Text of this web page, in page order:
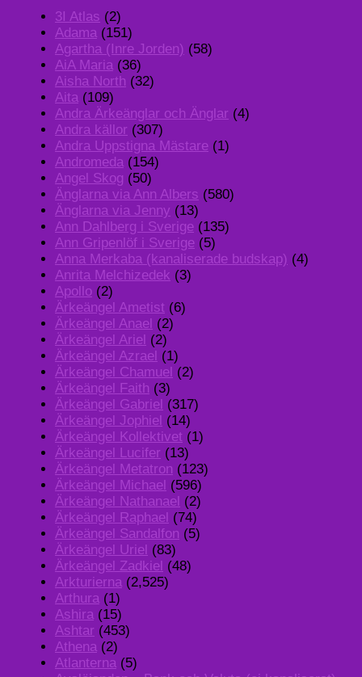
3I Atlas (2)
Adama (151)
Agartha (Inre Jorden) (58)
AiA Maria (36)
Aisha North (32)
Aita (109)
Andra Ärkeänglar och Änglar (4)
Andra källor (307)
Andra Uppstigna Mästare (1)
Andromeda (154)
Angel Skog (50)
Änglarna via Ann Albers (580)
Änglarna via Jenny (13)
Ann Dahlberg i Sverige (135)
Ann Gripenlöf i Sverige (5)
Anna Merkaba (kanaliserade budskap) (4)
Anrita Melchizedek (3)
Apollo (2)
Ärkeängel Ametist (6)
Ärkeängel Anael (2)
Ärkeängel Ariel (2)
Ärkeängel Azrael (1)
Ärkeängel Chamuel (2)
Ärkeängel Faith (3)
Ärkeängel Gabriel (317)
Ärkeängel Jophiel (14)
Ärkeängel Kollektivet (1)
Ärkeängel Lucifer (13)
Ärkeängel Metatron (123)
Ärkeängel Michael (596)
Ärkeängel Nathanael (2)
Ärkeängel Raphael (74)
Ärkeängel Sandalfon (5)
Ärkeängel Uriel (83)
Ärkeängel Zadkiel (48)
Arkturierna (2,525)
Arthura (1)
Ashira (15)
Ashtar (453)
Athena (2)
Atlanterna (5)